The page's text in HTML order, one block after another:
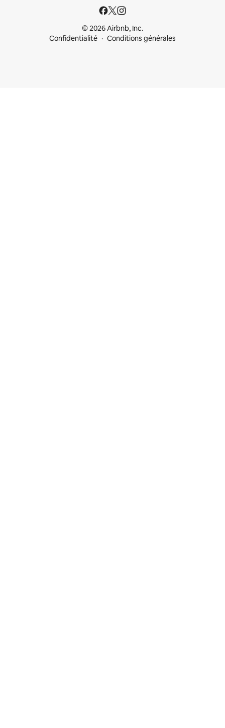
© 2026 Airbnb, Inc.
Confidentialité
Conditions générales